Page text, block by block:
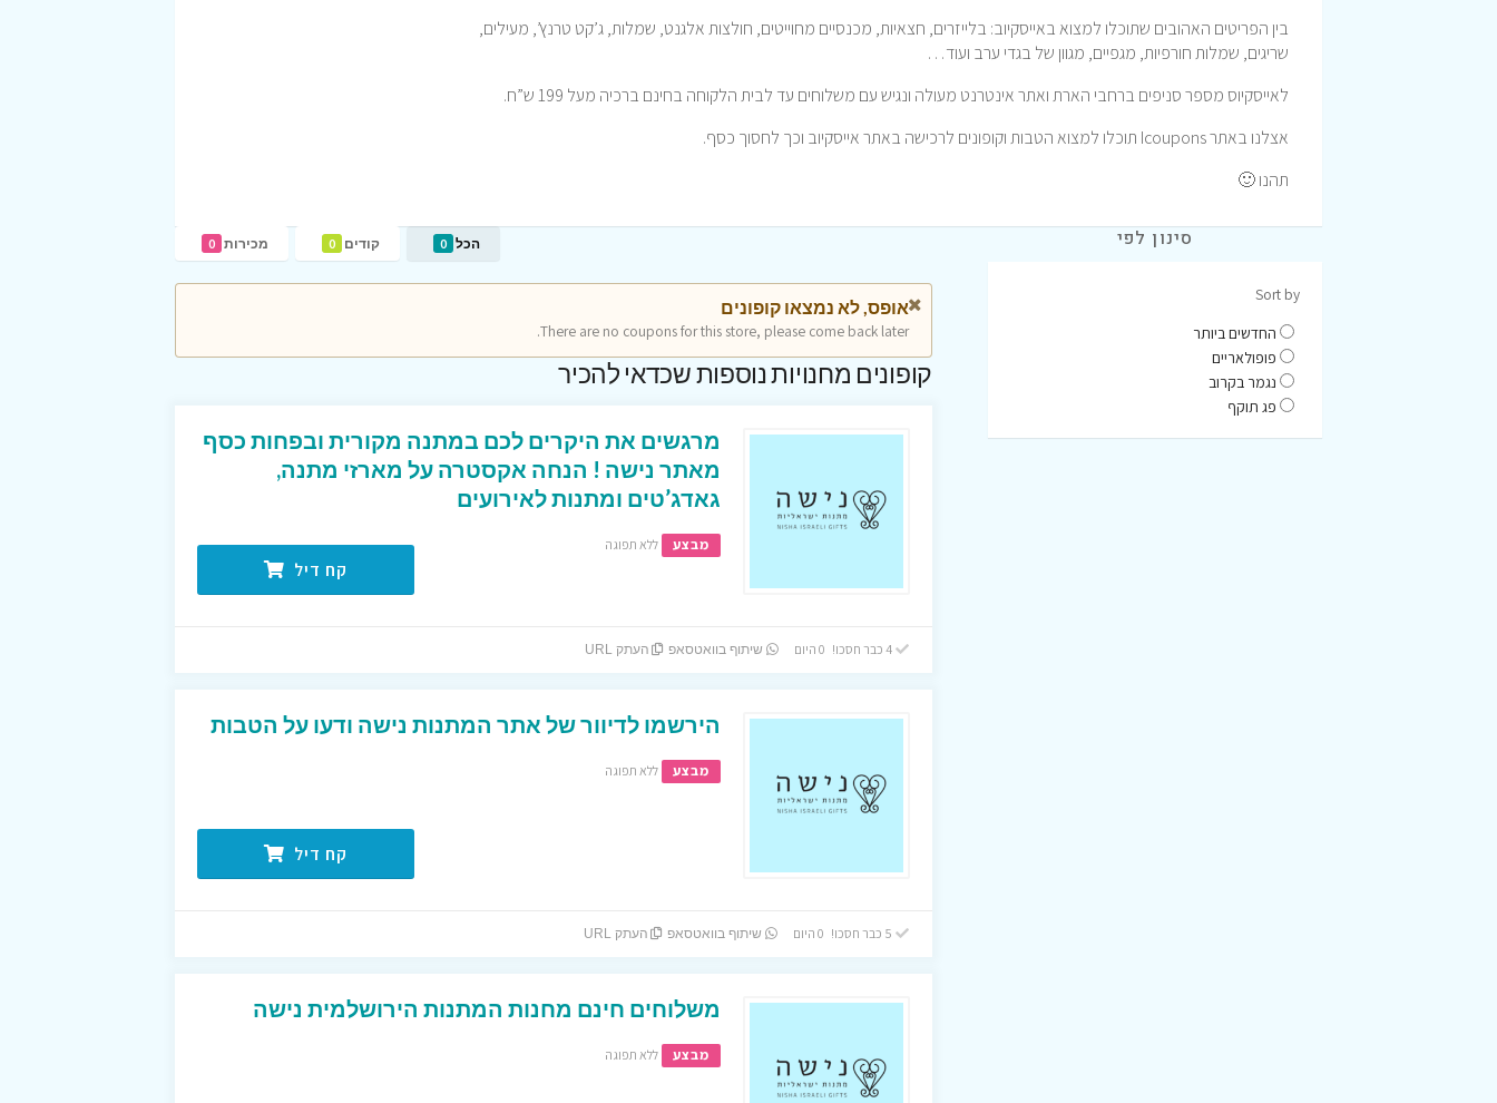
בין הפריטים האהובים שתוכלו למצוא באייסקיוב: בלייזרים, חצאיות, מכנסיים מחוייטים, חולצות אלגנט, שמלות, ג’קט טרנץ’, מעילים,
שריגים, שמלות חורפיות, מגפיים, מגוון של בגדי ערב ועוד…
לאייסקיוס מספר סניפים ברחבי הארת ואתר אינטרנט מעולה ונגיש עם משלוחים עד לבית הלקוחה בחינם ברכיה מעל 199 ש”ח.
אצלנו באתר Icoupons תוכלו למצוא הטבות וקופונים לרכישה באתר אייסקיוב וכך לחסוך כסף.
תהנו 🙂
הכל 0 קודים 0 מכירות 0
אופס, לא נמצאו קופונים
There are no coupons for this store, please come back later.
קופונים מחנויות נוספות שכדאי להכיר
מרגשים את היקרים לכם במתנה מקורית ובפחות כסף
מאתר נישה ! הנחה אקסטרה על מארזי מתנה,
גאדג’טים ומתנות לאירועים
מבצע ללא תפוגה
קח דיל
4 כבר חסכו! 0 היום שיתוף בוואטסאפ העתק URL
הירשמו לדיוור של אתר המתנות נישה ודעו על הטבות
מבצע ללא תפוגה
קח דיל
שיתוף בוואטסאפ העתק URL
משלוחים חינם מחנות המתנות הירושלמית נישה
מבצע ללא תפוגה
סינון לפי
Sort by
החדשים ביותר
פופולאריים
נגמר בקרוב
פג תוקף